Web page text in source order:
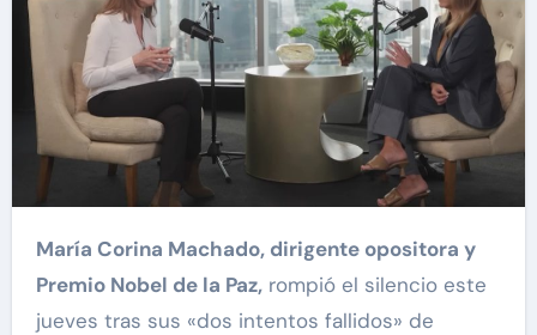
María Corina Machado, dirigente opositora y
Premio Nobel de la Paz,rompió el silencio este
jueves tras sus «dos intentos fallidos» de